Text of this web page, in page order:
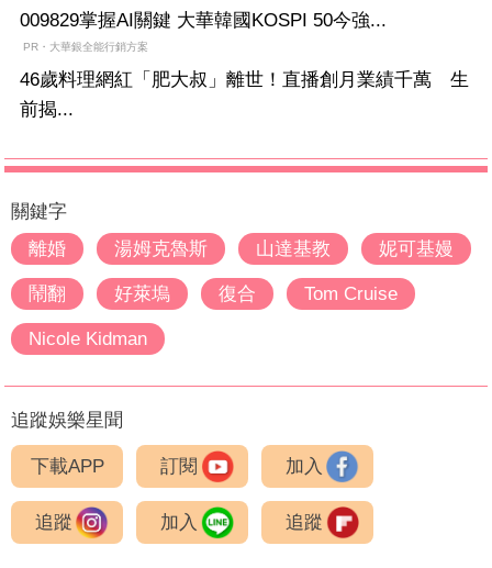
009829掌握AI關鍵 大華韓國KOSPI 50今強...
PR・大華銀全能行銷方案
46歲料理網紅「肥大叔」離世！直播創月業績千萬 生
前揭...
關鍵字
離婚
湯姆克魯斯 山達基教 妮可基嫚
鬧翻 好萊塢 復合 Tom Cruise
Nicole Kidman
追蹤娛樂星聞
下載APP 訂閱 加入
追蹤 加入 追蹤